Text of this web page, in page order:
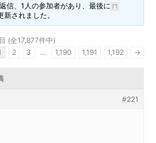
信、1人の参加者があり、最後に
新されました。
(全17,877件中)
2 3 … 1,190 1,191 1,192 →
#221